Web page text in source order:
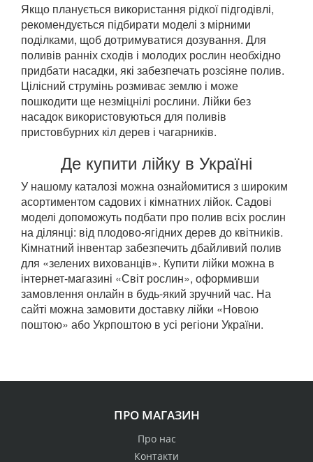
Якщо планується використання рідкої підгодівлі,
рекомендується підбирати моделі з мірними
поділками, щоб дотримуватися дозування. Для
поливів ранніх сходів і молодих рослин необхідно
придбати насадки, які забезпечать розсіяне полив.
Цілісний струмінь розмиває землю і може
пошкодити ще незміцнілі рослини. Лійки без
насадок використовуються для поливів
пристовбурних кіл дерев і чагарників.
Де купити лійку в Україні
У нашому каталозі можна ознайомитися з широким
асортиментом садових і кімнатних лійок. Садові
моделі допоможуть подбати про полив всіх рослин
на ділянці: від плодово-ягідних дерев до квітників.
Кімнатний інвентар забезпечить дбайливий полив
для «зелених вихованців». Купити лійки можна в
інтернет-магазині «Світ рослин», оформивши
замовлення онлайн в будь-який зручний час. На
сайті можна замовити доставку лійки «Новою
поштою» або Укрпоштою в усі регіони України.
ПРО МАГАЗИН
Про нас
Контакти